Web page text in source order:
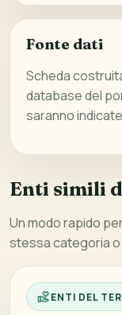
Fonte dati
Scheda
database del
saranno
Enti simili
Un modo rapido
stessa categoria
ENTI DEL